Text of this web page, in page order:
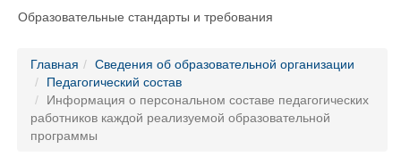
Образовательные стандарты и требования
Главная
Сведения об образовательной организации
Педагогический состав
Информация о персональном составе педагогических
работников каждой реализуемой образовательной
программы